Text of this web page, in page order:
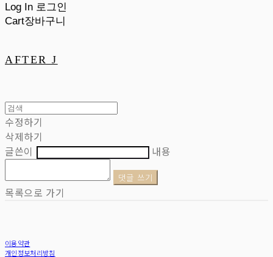
Log In 로그인
Cart장바구니
AFTER J
수정하기
삭제하기
글쓴이
내용
댓글 쓰기
목록으로 가기
이용약관
개인정보처리방침